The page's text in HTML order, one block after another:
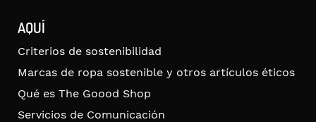
AQUÍ
Criterios de sostenibilidad
Marcas de ropa sostenible y otros artículos éticos
Qué es The Goood Shop
Servicios de Comunicación